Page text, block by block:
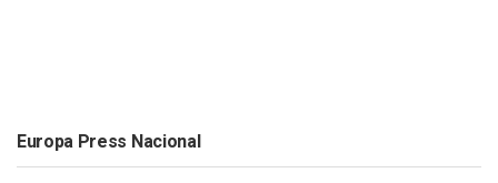
Europa Press Nacional